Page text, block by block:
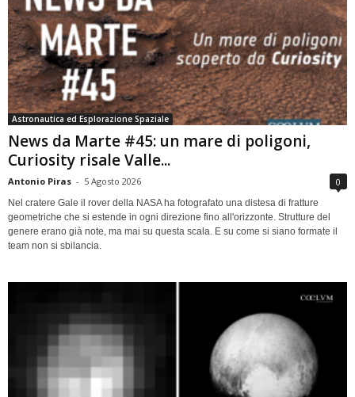
Astronautica ed Esplorazione Spaziale
News da Marte #45: un mare di poligoni,
Curiosity risale Valle...
Antonio Piras - 5 Agosto 2026 0
Nel cratere Gale il rover della NASA ha fotografato una distesa di fratture
geometriche che si estende in ogni direzione fino all'orizzonte. Strutture del
genere erano già note, ma mai su questa scala. E su come si siano formate il
team non si sbilancia.